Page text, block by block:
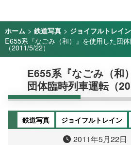
ホーム > 鉄道写真 > ジョイフルトレイン
E655系『なごみ（和）』を使用した団
（2011/5/22）
E655系『なごみ（和
団体臨時列車運転（
鉄道写真 ジョイフルトレイン
2011年5月22日